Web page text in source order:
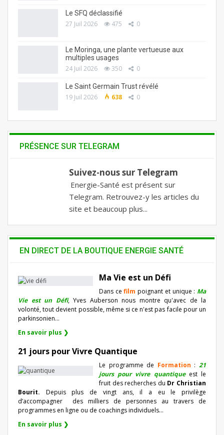
Le SFQ déclassifié
27 Juil 2026 475 0
Le Moringa, une plante vertueuse aux
multiples usages
24 Juil 2026 350 0
Le Saint Germain Trust révélé
19 Juil 2026 638 0
PRÉSENCE SUR TELEGRAM
Suivez-nous sur Telegram
Energie-Santé est présent sur
Telegram. Retrouvez-y les articles du
site et beaucoup plus...
EN DIRECT DE LA BOUTIQUE ENERGIE SANTÉ
Ma Vie est un Défi
Dans cefilm poignant et unique : Ma
Vie est un Défi, Yves Auberson nous montre qu'avec de la
volonté, tout devient possible, même si ce n'est pas facile pour un
parkinsonien…
En savoir plus ❯
21 jours pour Vivre Quantique
Le programme de Formation :21
jours pour vivre quantiqueest le
fruit des recherches du Dr Christian
Bourit. Depuis plus de vingt ans, il a eu le privilège
d’accompagner
des milliers de personnes au travers de
programmes en ligne ou de coachings individuels…
En savoir plus ❯